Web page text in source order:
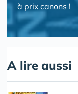
à prix canons !
A lire aussi